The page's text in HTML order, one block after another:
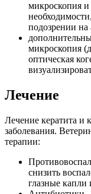
микроскопия
подозрении
микроскопия
оптическая
Лечение
Лечение кератита и
заболевания.
терапии:
снизить
глазные капли